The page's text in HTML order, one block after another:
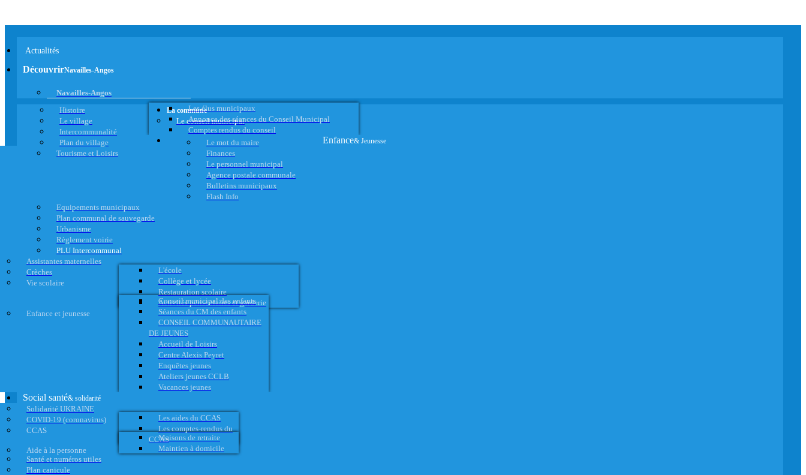
Actualités
DécouvrirNavailles-Angos
Navailles-Angos
Histoire
Le village
Intercommunalité
Plan du village
Tourisme et Loisirs
La commune
Le conseil municipal
Les élus municipaux
Annonce des séances du Conseil Municipal
Comptes rendus du conseil
Le mot du maire
Finances
Le personnel municipal
Agence postale communale
Bulletins municipaux
Flash Info
Equipements municipaux
Plan communal de sauvegarde
Urbanisme
Règlement voirie
PLU Intercommunal
Enfance& Jeunesse
Assistantes maternelles
Crèches
Vie scolaire
L'école
Collège et lycée
Restauration scolaire
Activités périscolaires et garderie
Enfance et jeunesse
Conseil municipal des enfants
Séances du CM des enfants
CONSEIL COMMUNAUTAIRE
DE JEUNES
Accueil de Loisirs
Centre Alexis Peyret
Enquêtes jeunes
Ateliers jeunes CCLB
Vacances jeunes
Social santé& solidarité
Solidarité UKRAINE
COVID-19 (coronavirus)
CCAS
Les aides du CCAS
Les comptes-rendus du
CCAS
Aide à la personne
Maisons de retraite
Maintien à domicile
Santé et numéros utiles
Plan canicule